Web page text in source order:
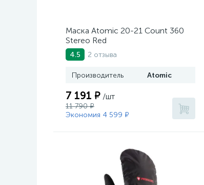
Маска Atomic 20-21 Count 360
Stereo Red
4.5 2 отзыва
Производитель Atomic
7 191 ₽ /шт
11 790 ₽
Экономия 4 599 ₽